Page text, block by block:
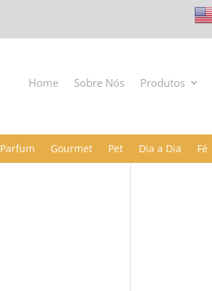
Home Sobre Nós Produtos
Parfum Gourmet Pet Dia a Dia Fé